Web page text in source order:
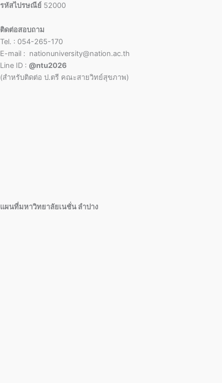
รหัสไปรษณีย์ 52000
ติดต่อสอบถาม
Tel. : 054-265-170
E-mail : nationuniversity@nation.ac.th
Line ID : @ntu2026
(สำหรับติดต่อ ป.ตรี คณะสายวิทย์สุขภาพ)
แผนที่มหาวิทยาลัยเนชั่น ลำปาง